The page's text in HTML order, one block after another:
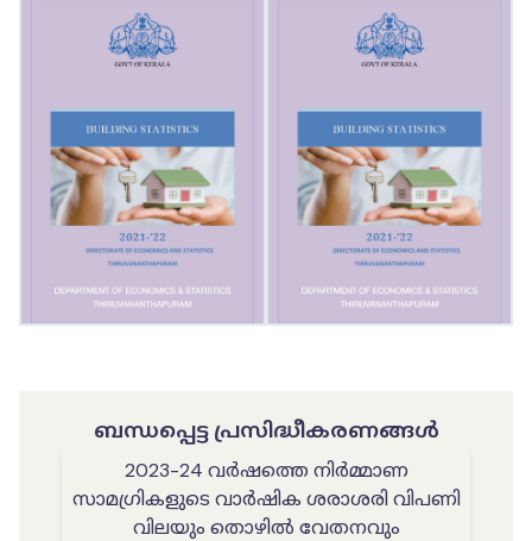
ബന്ധപ്പെട്ട പ്രസിദ്ധീകരണങ്ങൾ
2023-24 വർഷത്തെ നിർമ്മാണ
സാമഗ്രികളുടെ വാർഷിക ശരാശരി വിപണി
വിലയും തൊഴിൽ വേതനവും